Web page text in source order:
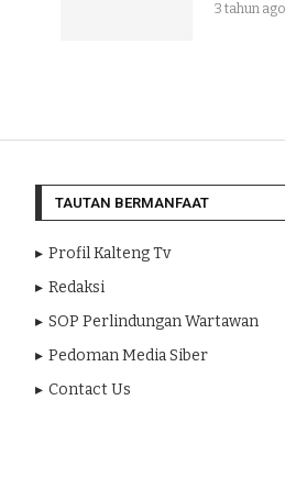
3 tahun ago
TAUTAN BERMANFAAT
Profil Kalteng Tv
Redaksi
SOP Perlindungan Wartawan
Pedoman Media Siber
Contact Us